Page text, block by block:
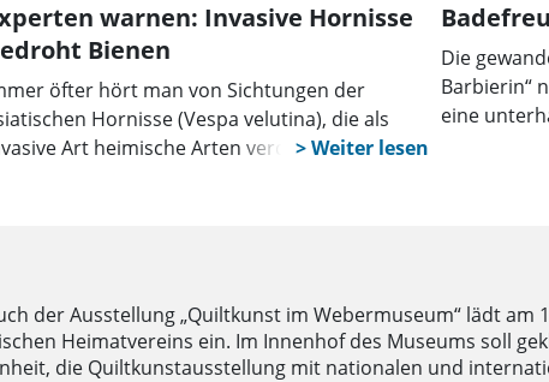
warnen: Invasive Hornisse
Bienen
öfter hört man von Sichtungen der
Hornisse (Vespa velutina), die als
Art heimische Arten verdrängt. Grund
Die
Barbierin“
eine
der Ausstellung „Quiltkunst im Webermuseum“ lädt am
Heimatvereins ein. Im Innenhof des Museums soll
die Quiltkunstausstellung mit nationalen und